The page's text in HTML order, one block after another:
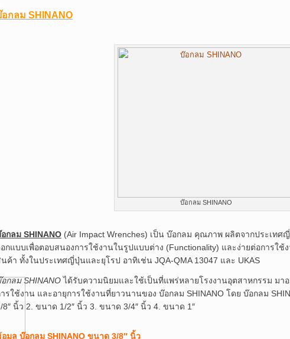
กลม SHINANO
บ๊อกลม SHINANO
กลม SHINANO (Air Impact Wrenches) เป็น บ๊อกลม คุณภาพ ผลิตจากประเทศ
กแบบเพื่อตอบสนองการใช้งานในรูปแบบต่าง (Functionality) และง่ายต่อการใช้
ค้า ทั้งในประเทศญี่ปุ่นและยุโรป อาทิเช่น JQA-QMA 13047 และ UKAS
กลม SHINANOได้รับความนิยมและใช้เป็นที่แพร่หลายโรงงานอุตสาหกรรม ม
รใช้งาน และอายุการใช้งานที่ยาวนานของ บ๊อกลม SHINANO โดย บ๊อกลม
8″ นิ้ว 2. ขนาด 1/2″ นิ้ว 3. ขนาด 3/4″ นิ้ว 4. ขนาด 1″
มูล บ๊อกลม SHINANO ขนาด 3/8″ นิ้ว